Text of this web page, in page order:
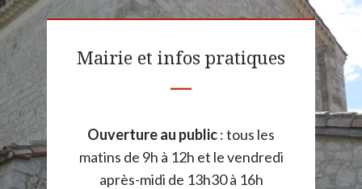
Mairie et infos pratiques
Ouverture au public: tous les
matins de 9h à 12h et le vendredi
après-midi de 13h30 à 16h